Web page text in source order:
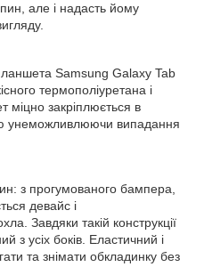
але і надасть йому
Samsung Galaxy Tab
термополіуретана і
міцно закріплюється в
унеможливлюючи випадання
з прогумованого бампера,
девайс і
Завдяки такій конструкції
з усіх боків. Еластичний і
та знімати обкладинку без